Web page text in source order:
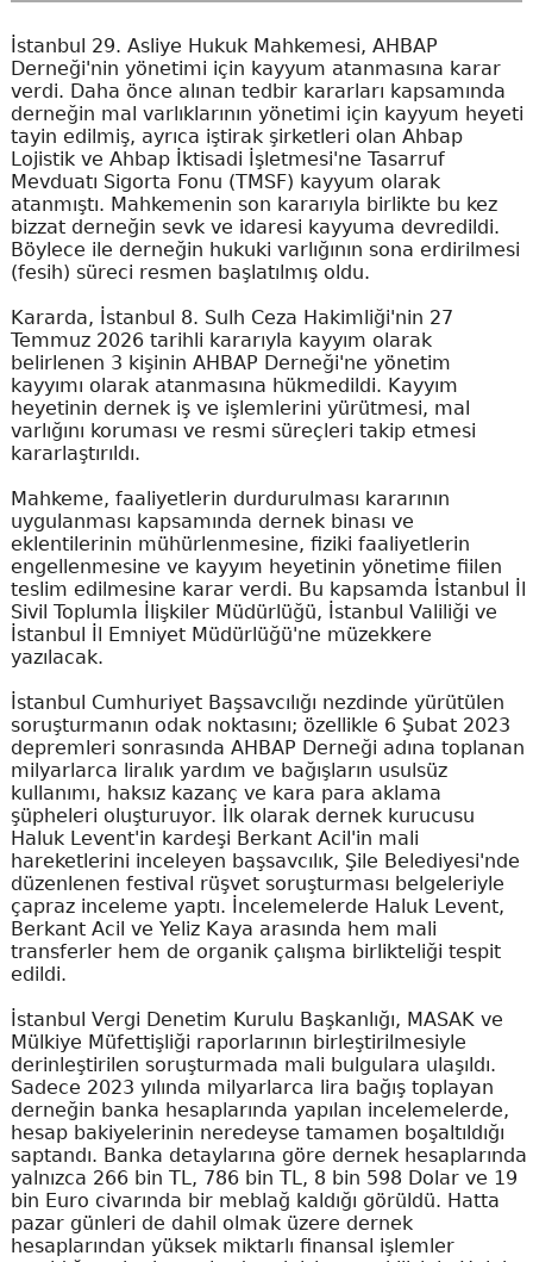
İstanbul 29. Asliye Hukuk Mahkemesi, AHBAP
Derneği'nin yönetimi için kayyum atanmasına karar
verdi. Daha önce alınan tedbir kararları kapsamında
derneğin mal varlıklarının yönetimi için kayyum heyeti
tayin edilmiş, ayrıca iştirak şirketleri olan Ahbap
Lojistik ve Ahbap İktisadi İşletmesi'ne Tasarruf
Mevduatı Sigorta Fonu (TMSF) kayyum olarak
atanmıştı. Mahkemenin son kararıyla birlikte bu kez
bizzat derneğin sevk ve idaresi kayyuma devredildi.
Böylece ile derneğin hukuki varlığının sona erdirilmesi
(fesih) süreci resmen başlatılmış oldu.
Kararda, İstanbul 8. Sulh Ceza Hakimliği'nin 27
Temmuz 2026 tarihli kararıyla kayyım olarak
belirlenen 3 kişinin AHBAP Derneği'ne yönetim
kayyımı olarak atanmasına hükmedildi. Kayyım
heyetinin dernek iş ve işlemlerini yürütmesi, mal
varlığını koruması ve resmi süreçleri takip etmesi
kararlaştırıldı.
Mahkeme, faaliyetlerin durdurulması kararının
uygulanması kapsamında dernek binası ve
eklentilerinin mühürlenmesine, fiziki faaliyetlerin
engellenmesine ve kayyım heyetinin yönetime fiilen
teslim edilmesine karar verdi. Bu kapsamda İstanbul İl
Sivil Toplumla İlişkiler Müdürlüğü, İstanbul Valiliği ve
İstanbul İl Emniyet Müdürlüğü'ne müzekkere
yazılacak.
İstanbul Cumhuriyet Başsavcılığı nezdinde yürütülen
soruşturmanın odak noktasını; özellikle 6 Şubat 2023
depremleri sonrasında AHBAP Derneği adına toplanan
milyarlarca liralık yardım ve bağışların usulsüz
kullanımı, haksız kazanç ve kara para aklama
şüpheleri oluşturuyor. İlk olarak dernek kurucusu
Haluk Levent'in kardeşi Berkant Acil'in mali
hareketlerini inceleyen başsavcılık, Şile Belediyesi'nde
düzenlenen festival rüşvet soruşturması belgeleriyle
çapraz inceleme yaptı. İncelemelerde Haluk Levent,
Berkant Acil ve Yeliz Kaya arasında hem mali
transferler hem de organik çalışma birlikteliği tespit
edildi.
İstanbul Vergi Denetim Kurulu Başkanlığı, MASAK ve
Mülkiye Müfettişliği raporlarının birleştirilmesiyle
derinleştirilen soruşturmada mali bulgulara ulaşıldı.
Sadece 2023 yılında milyarlarca lira bağış toplayan
derneğin banka hesaplarında yapılan incelemelerde,
hesap bakiyelerinin neredeyse tamamen boşaltıldığı
saptandı. Banka detaylarına göre dernek hesaplarında
yalnızca 266 bin TL, 786 bin TL, 8 bin 598 Dolar ve 19
bin Euro civarında bir meblağ kaldığı görüldü. Hatta
pazar günleri de dahil olmak üzere dernek
hesaplarından yüksek miktarlı finansal işlemler